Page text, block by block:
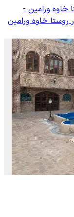
خاوه ورامین -
روستا خاوه ورامین